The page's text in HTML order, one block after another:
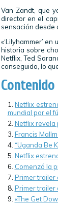
Van Zandt, que
director en el
sensación desde
«‘Lilyhammer’
historia sobre
Netflix, Ted
conseguido, lo
Netflix
mundial por el
Netflix revela
Francis
“Uganda Be
Netflix
Comenzó la
Primer trailer
Primer trailer
«The Get